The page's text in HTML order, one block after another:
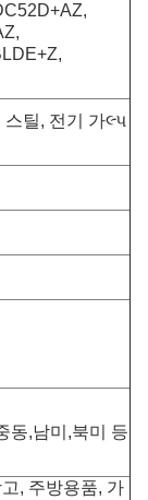
스틸, 전기 가લ્પ
동,남미,북미 등
, 주방용품, 가